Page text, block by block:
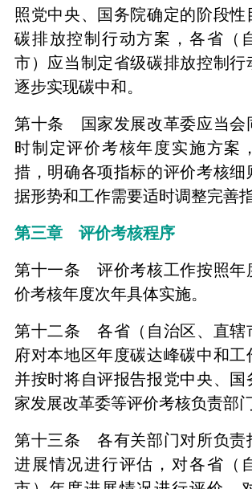
照党中央、国务院确定的阶段性
碳排放控制行动方案，各省（
市）应当制定省级碳排放控制行
逐步实现碳中和。
第十条 国家发展改革委应当会
时制定评价考核年度实施方案
措，明确各项指标的评价考核细
据形势和工作需要适时调整完善
第三章 评价考核程序
第十一条 评价考核工作按照年
价考核年度次年具体实施。
第十二条 各省（自治区、直辖
府对本地区年度碳达峰碳中和工
并按时将自评报告报党中央、国
家发展改革委等评价考核负责部门
第十三条 各有关部门对所负责
进展情况进行评估，对各省（